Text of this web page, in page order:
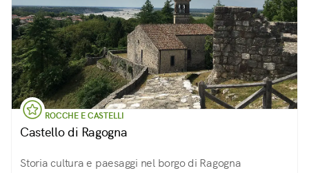
ROCCHE E CASTELLI
Castello di Ragogna
Storia cultura e paesaggi nel borgo di Ragogna